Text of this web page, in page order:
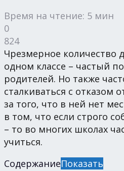
Время на чтение: 5 мин
0
824
Чрезмерное количество
одном классе – частый
родителей. Но также
сталкиваться с отказом
за того, что в ней нет
в том, что если строго
– то во многих школах
учиться.
СодержаниеПоказать